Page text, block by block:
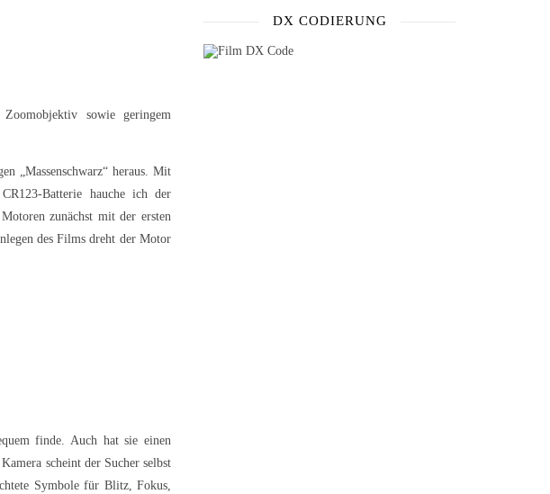
sowie geringem
„Massenschwarz“ heraus. Mit
Batterie hauche ich der
zunächst mit der ersten
des Films dreht der Motor
finde. Auch hat sie einen
scheint der Sucher selbst
Symbole für Blitz, Fokus,
DX CODIERUNG